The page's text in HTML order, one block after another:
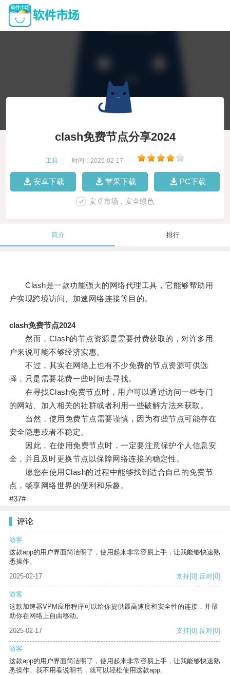
clash免费节点分享2024
工具 时间：2025-02-17
安卓下载 苹果下载 PC下载
安卓市场，安全绿色
简介 排行
Clash是一款功能强大的网络代理工具，它能够帮助用
户实现跨境访问、加速网络连接等目的。
clash免费节点2024
然而，Clash的节点资源是需要付费获取的，对许多用
户来说可能不够经济实惠。
不过，其实在网络上也有不少免费的节点资源可供选
择，只是需要花费一些时间去寻找。
在寻找Clash免费节点时，用户可以通过访问一些专门
的网站、加入相关的社群或者利用一些破解方法来获取。
当然，使用免费节点需要谨慎，因为有些节点可能存在
安全隐患或者不稳定。
因此，在使用免费节点时，一定要注意保护个人信息安
全，并且及时更换节点以保障网络连接的稳定性。
愿您在使用Clash的过程中能够找到适合自己的免费节
点，畅享网络世界的便利和乐趣。
#37#
评论
游客
这款app的用户界面简洁明了，使用起来非常容易上手，让我能够快速熟
悉操作。
2025-02-17
支持[0] 反对[0]
游客
这款加速器VPM应用程序可以给你提供最高速度和安全性的连接，并帮
助你在网络上自由移动。
2025-02-17
支持[0] 反对[0]
游客
这款app的用户界面简洁明了，使用起来非常容易上手，让我能够快速熟
悉操作。我不用看说明书，就可以轻松使用这款app。